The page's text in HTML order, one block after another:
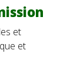
et
et